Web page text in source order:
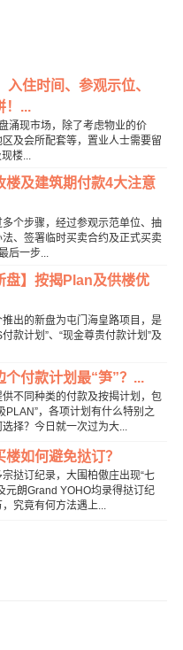
入住时间、参观示位、
！...
涌现市场，除了考虑物业的价
及会所配套等，置业人士需要留
楼...
楼及建筑期付款4大注意
个步骤，经过参观示范单位、抽
、签署临时买卖合约及正式买卖
后一步...
盘】按揭Plan及供楼优
出的新盘为屯门海皇路项目，是
款计划”、“现金尊贵付款计划”及
个付款计划最“笋”？...
不同种类的付款及按揭计划，包
PLAN”，各项计划有什么特别之
择？今日就一次过为大...
楼如何避免挞订？
挞订纪录，大围柏傲庄出现“七
元朗Grand YOHO均录得挞订纪
究竟有何方法遇上...